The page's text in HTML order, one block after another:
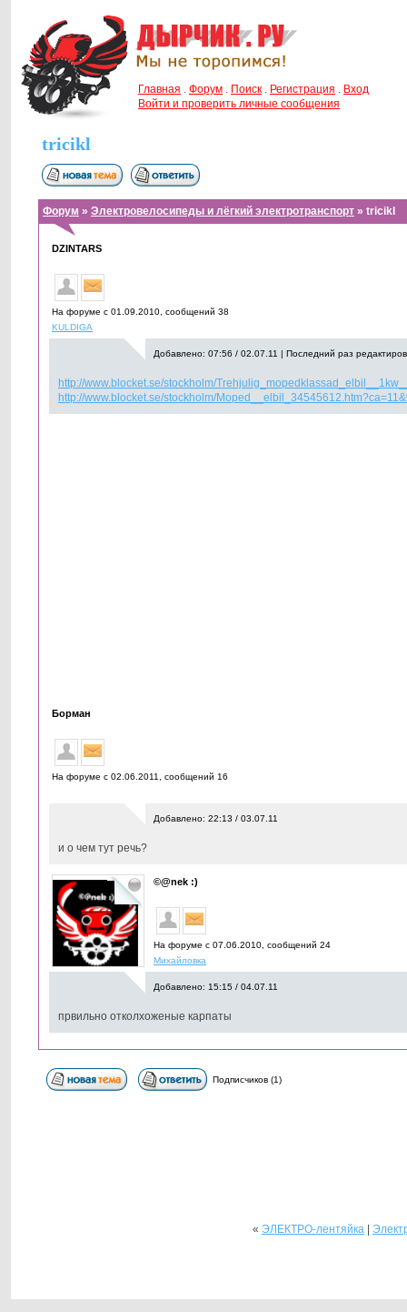
Главная . Форум . Поиск . Регистрация . Вход
Войти и проверить личные сообщения
tricikl
Форум » Электровелосипеды и лёгкий электротранспорт » tricikl
DZINTARS
На форуме с 01.09.2010, cообщений 38
KULDIGA
Добавлено: 07:56 / 02.07.11 | Последний раз
http://www.blocket.se/stockholm/
http://www.blocket.se/stockholm/
Борман
На форуме с 02.06.2011, cообщений 16
Добавлено: 22:13 / 03.07.11
и о чем тут речь?
©@nek :)
На форуме с 07.06.2010, cообщений 24
Михайловка
Добавлено: 15:15 / 04.07.11
првильно отколхоженые карпаты
Подписчиков (1)
« ЭЛЕКТРО-лентяйка